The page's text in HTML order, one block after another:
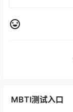
MBTI测试入口